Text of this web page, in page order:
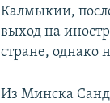
Калмыкии,
выход на
стране, однако
Из Минска